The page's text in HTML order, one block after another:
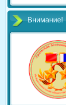
Внимание!